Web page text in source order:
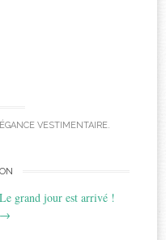
VESTIMENTAIRE.
Le grand jour est arrivé !
→